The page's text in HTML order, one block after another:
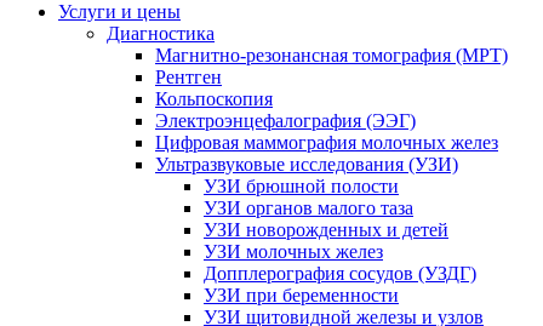
Услуги и цены
Диагностика
Магнитно-резонансная томография (МРТ)
Рентген
Кольпоскопия
Электроэнцефалография (ЭЭГ)
Цифровая маммография молочных желез
Ультразвуковые исследования (УЗИ)
УЗИ брюшной полости
УЗИ органов малого таза
УЗИ новорожденных и детей
УЗИ молочных желез
Допплерография сосудов (УЗДГ)
УЗИ при беременности
УЗИ щитовидной железы и узлов